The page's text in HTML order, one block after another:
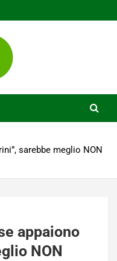
sarebbe meglio NON
appaiono
NON